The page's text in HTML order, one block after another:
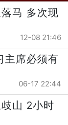
马 多次现
12-08 21:46
主席必须有
06-17 22:44
山 2小时